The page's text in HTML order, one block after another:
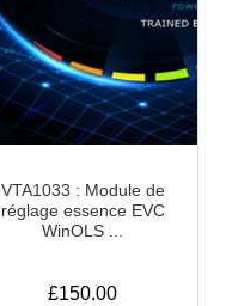
VTA1033 : Module de
réglage essence EVC
WinOLS ...
£150.00